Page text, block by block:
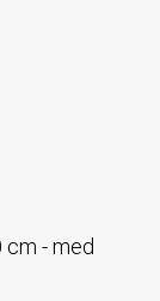
cm - med